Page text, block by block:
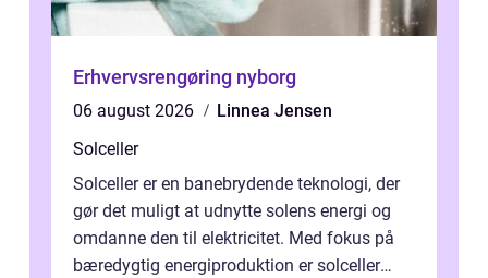
Erhvervsrengøring nyborg
06 august 2026
Linnea Jensen
Solceller
Solceller er en banebrydende teknologi, der
gør det muligt at udnytte solens energi og
omdanne den til elektricitet. Med fokus på
bæredygtig energiproduktion er solceller